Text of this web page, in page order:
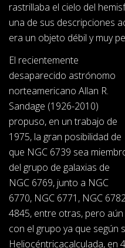
rastrillaba el cielo del
una de sus descripciones
era un objeto débil y muy
El recientemente
desaparecido astrónomo
norteamericano Allan R.
Sandage (1926-2010)
propuso, en un trabajo de
1975, la gran posibilidad de
que NGC 6739 sea
del grupo de galaxias de
NGC 6769, junto a NGC
6770, NGC 6771, NGC
4845, entre otras, pero
con el grupo ya que según
Heliocéntricacalculada, en